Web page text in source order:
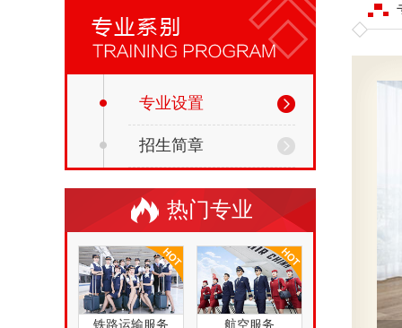
专业设置
招生简章
热门专业
铁路运输服务 航空服务